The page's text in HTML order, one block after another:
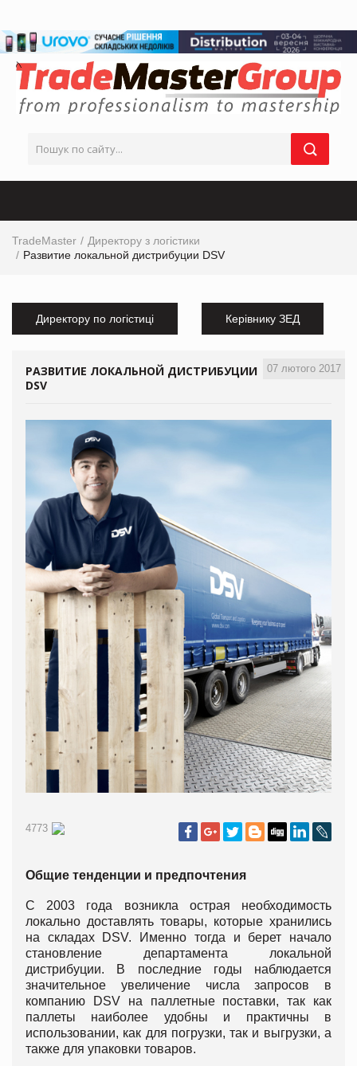
TradeMaster
Директору з логістики
Развитие локальной дистрибуции DSV
Директору по логістиці Керівнику ЗЕД
07 лютого 2017
РАЗВИТИЕ ЛОКАЛЬНОЙ ДИСТРИБУЦИИ
DSV
4773
Общие тенденции и предпочтения
С 2003 года возникла острая необходимость
локально доставлять товары, которые хранились
на складах DSV. Именно тогда и берет начало
становление департамента локальной
дистрибуции. В последние годы наблюдается
значительное увеличение числа запросов в
компанию DSV на паллетные поставки, так как
паллеты наиболее удобны и практичны в
использовании, как для погрузки, так и выгрузки, а
также для упаковки товаров.